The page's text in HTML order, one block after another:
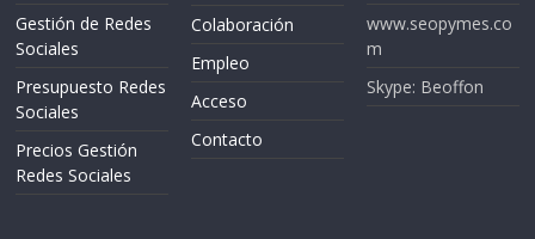
Gestión de Redes
Sociales
Presupuesto Redes
Sociales
Precios Gestión
Redes Sociales
Colaboración
Empleo
Acceso
Contacto
www.seopymes.co
m
Skype: Beoffon